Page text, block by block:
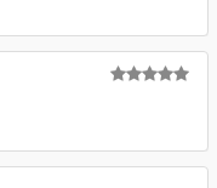
bug, artefactos,
@Winkupo , o